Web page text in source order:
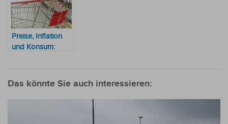
Preise, Inflation
und Konsum:
Supermärkte
Das könnte Sie auch interessieren: